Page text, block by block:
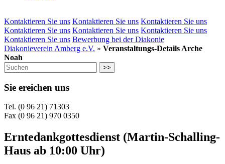
Kontaktieren Sie uns Kontaktieren Sie uns Kontaktieren Sie uns
Kontaktieren Sie uns Kontaktieren Sie uns Kontaktieren Sie uns
Kontaktieren Sie uns Bewerbung bei der Diakonie
Diakonieverein Amberg e.V. » Veranstaltungs-Details Arche
Noah
>>
Sie ereichen uns
Tel. (0 96 21) 71303
Fax (0 96 21) 970 0350
Erntedankgottesdienst (Martin-Schalling-
Haus ab 10:00 Uhr)